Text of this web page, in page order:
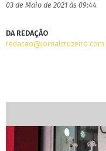
03 de Maio de 2021 às 09:44
DA REDAÇÃO